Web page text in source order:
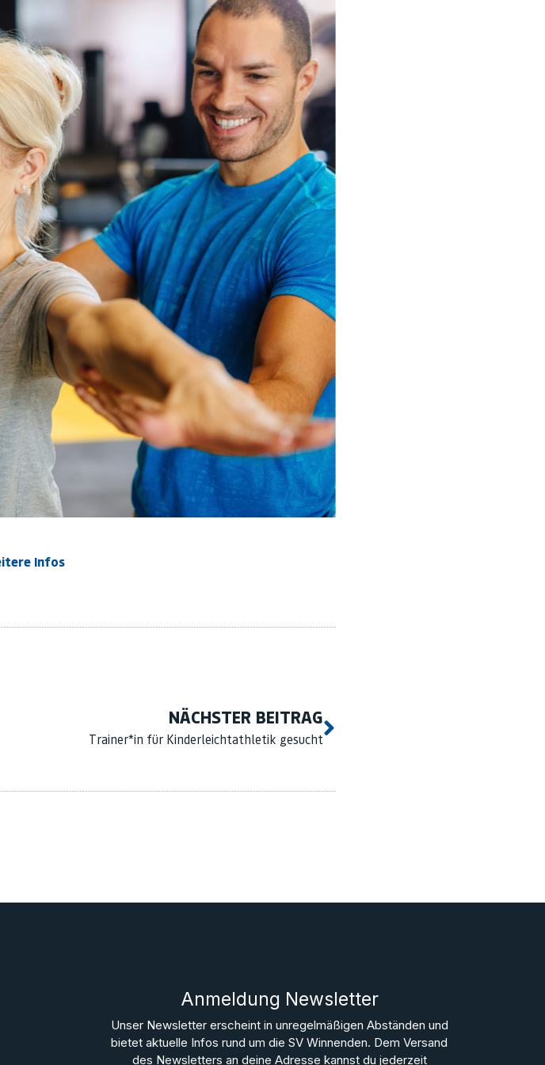
Infos
NÄCHSTER BEITRAG
Trainer*in für Kinderleichtathletik gesucht
Anmeldung Newsletter
Unser Newsletter erscheint in unregelmäßigen Abständen und
bietet aktuelle Infos rund um die SV Winnenden. Dem Versand
des Newsletters an deine Adresse kannst du jederzeit